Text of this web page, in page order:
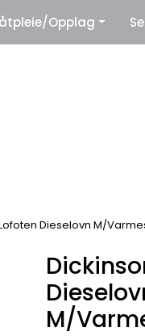
Leverandører
Opplag
Dieselovn M/
M/